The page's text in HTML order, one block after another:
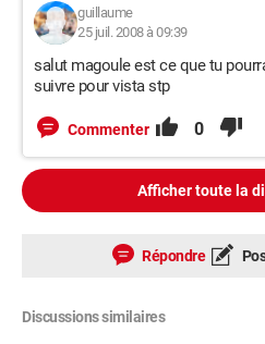
guillaume
25 juil. 2008 à 09:39
salut magoule est ce que tu
suivre pour vista stp
Commenter 0
Afficher toute la
Répondre
Discussions similaires